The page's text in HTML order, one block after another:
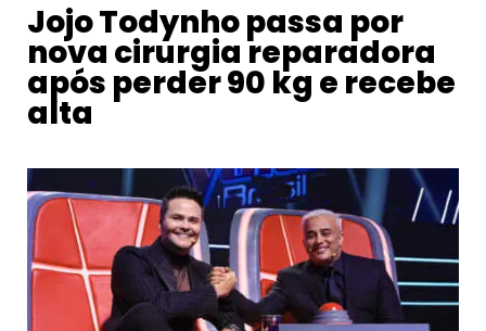
Jojo Todynho passa por
nova cirurgia reparadora
após perder 90 kg e recebe
alta